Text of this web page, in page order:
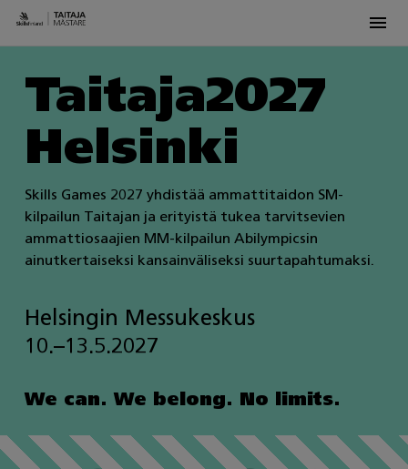
Taitaja2027
Helsinki
Skills Games 2027 yhdistää ammattitaidon SM-
kilpailun Taitajan ja erityistä tukea tarvitsevien
ammattiosaajien MM-kilpailun Abilympicsin
ainutkertaiseksi kansainväliseksi suurtapahtumaksi.
Helsingin Messukeskus
10.–13.5.2027
We can. We belong. No limits.